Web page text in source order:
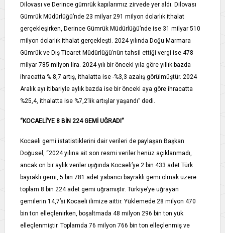
Dilovası ve Derince gümrük kapılarımız zirvede yer aldı. Dilovası
Gümrük Müdürlüğü’nde 23 milyar 291 milyon dolarlık ithalat
gerçekleşirken, Derince Gümrük Müdürlüğü’nde ise 31 milyar 510
milyon dolarlık ithalat gerçekleşti. 2024 yılında Doğu Marmara
Gümrük ve Dış Ticaret Müdürlüğü’nün tahsil ettiği vergi ise 478
milyar 785 milyon lira. 2024 yılı bir önceki yıla göre yıllık bazda
ihracatta % 8,7 artış, ithalatta ise -%3,3 azalış görülmüştür. 2024
Aralık ayı itibariyle aylık bazda ise bir önceki aya göre ihracatta
%25,4, ithalatta ise %7,2’lik artışlar yaşandı” dedi.
“KOCAELİ’YE 8 BİN 224 GEMİ UĞRADI”
Kocaeli gemi istatistiklerini dair verileri de paylaşan Başkan
Doğusel, “2024 yılına ait son resmi veriler henüz açıklanmadı,
ancak on bir aylık veriler ışığında Kocaeli’ye 2 bin 433 adet Türk
bayraklı gemi, 5 bin 781 adet yabancı bayraklı gemi olmak üzere
toplam 8 bin 224 adet gemi uğramıştır. Türkiye’ye uğrayan
gemilerin 14,7’si Kocaeli ilimize aittir. Yüklemede 28 milyon 470
bin ton elleçlenirken, boşaltmada 48 milyon 296 bin ton yük
elleçlenmiştir. Toplamda 76 milyon 766 bin ton elleçlenmiş ve